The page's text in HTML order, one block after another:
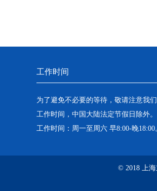
工作时间
为了避免不必要的等待，敬请注意我
工作时间，中国大陆法定节假日除外。
工作时间：周一至周六 早8:00-晚
© 2018 上